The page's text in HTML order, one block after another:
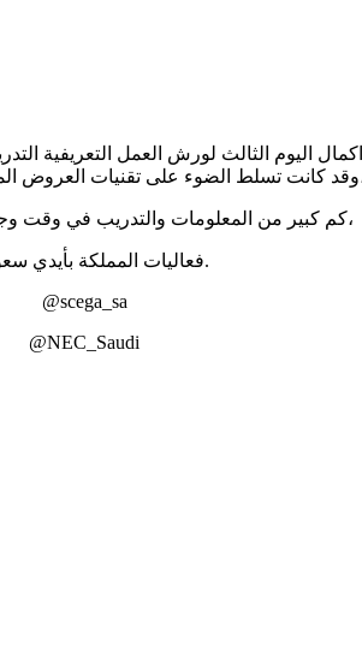
للفعاليات في العالم،
كم كبير من المعلومات والتدريب في وقت وجيز استفاد منه المتدربين،
#فعاليات المملكة بأيدي سعودية.
@scega_sa
@NEC_Saudi